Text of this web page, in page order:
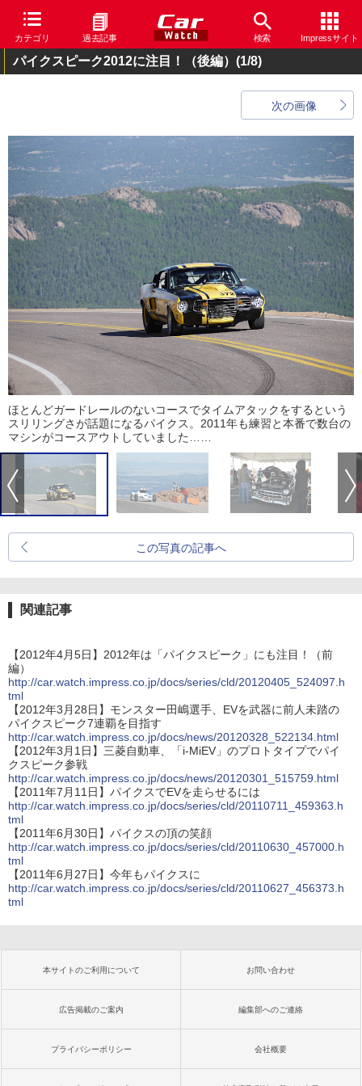
カテゴリ 過去記事 検索 Impressサイト
パイクスピーク2012に注目！（後編） (1/8)
次の画像
ほとんどガードレールのないコースでタイムアタックをするという
スリリングさが話題になるパイクス。2011年も練習と本番で数台の
マシンがコースアウトしていました……
この写真の記事へ
関連記事
【2012年4月5日】2012年は「パイクスピーク」にも注目！（前
編）
http://car.watch.impress.co.jp/docs/series/cld/20120405_524097.h
tml
【2012年3月28日】モンスター田嶋選手、EVを武器に前人未踏の
パイクスピーク7連覇を目指す
http://car.watch.impress.co.jp/docs/news/20120328_522134.html
【2012年3月1日】三菱自動車、「i-MiEV」のプロトタイプでパイ
クスピーク参戦
http://car.watch.impress.co.jp/docs/news/20120301_515759.html
【2011年7月11日】パイクスでEVを走らせるには
http://car.watch.impress.co.jp/docs/series/cld/20110711_459363.h
tml
【2011年6月30日】パイクスの頂の笑顔
http://car.watch.impress.co.jp/docs/series/cld/20110630_457000.h
tml
【2011年6月27日】今年もパイクスに
http://car.watch.impress.co.jp/docs/series/cld/20110627_456373.h
tml
本サイトのご利用について お問い合わせ
広告掲載のご案内 編集部へのご連絡
プライバシーポリシー 会社概要